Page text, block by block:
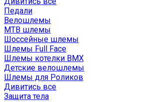
Педали
Велошлемы
MTB шлемы
Шоссейные шлемы
Шлемы Full Face
Шлемы котелки BMX
Детские велошлемы
Шлемы для Роликов
Дивитись все
Защита тела